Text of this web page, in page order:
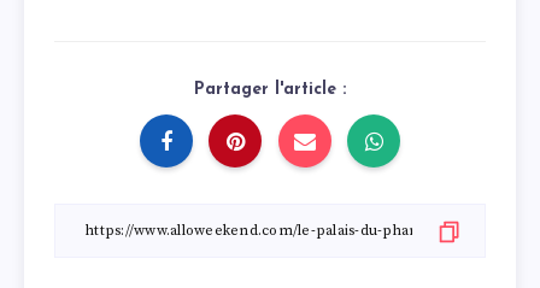
Partager l'article :